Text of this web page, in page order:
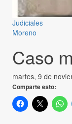
Judiciales
Moreno
Caso
martes, 9 de
Comparte esto: